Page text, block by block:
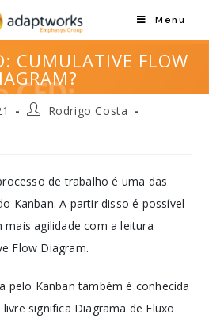
Menu
CUMULATIVE FLOW
Rodrigo Costa
de trabalho é uma das
Kanban. A partir disso é possível
agilidade com a leitura
Flow Diagram.
pelo Kanban também é conhecida
significa Diagrama de Fluxo